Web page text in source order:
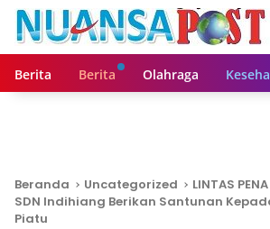
Berita Berita Olahraga
Beranda Uncategorized
LINTAS
SDN Indihiang Berikan Santunan
Piatu